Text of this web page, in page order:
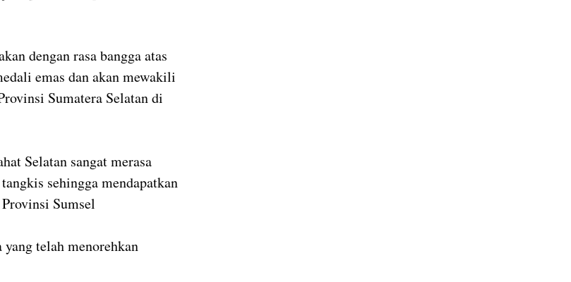
dengan rasa bangga atas
emas dan akan mewakili
Sumatera Selatan di
Selatan sangat merasa
sehingga mendapatkan
Sumsel
telah menorehkan